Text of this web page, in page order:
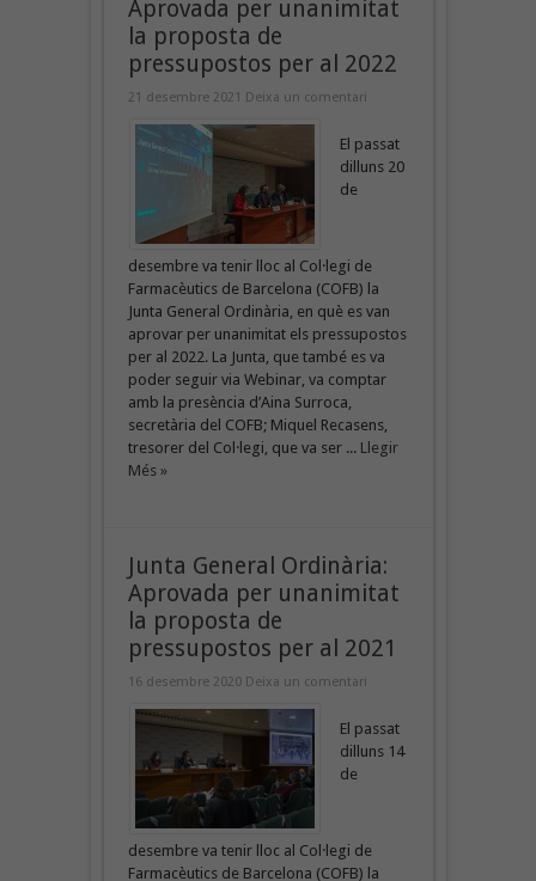
Aprovada per unanimitat
la proposta de
pressupostos per al 2022
21 desembre 2021 Deixa un comentari
El passat
dilluns 20
de
desembre va tenir lloc al Col·legi de
Farmacèutics de Barcelona (COFB) la
Junta General Ordinària, en què es van
aprovar per unanimitat els pressupostos
per al 2022. La Junta, que també es va
poder seguir via Webinar, va comptar
amb la presència d’Aina Surroca,
secretària del COFB; Miquel Recasens,
tresorer del Col·legi, que va ser ... Llegir
Més »
Junta General Ordinària:
Aprovada per unanimitat
la proposta de
pressupostos per al 2021
16 desembre 2020 Deixa un comentari
El passat
dilluns 14
de
desembre va tenir lloc al Col·legi de
Farmacèutics de Barcelona (COFB) la